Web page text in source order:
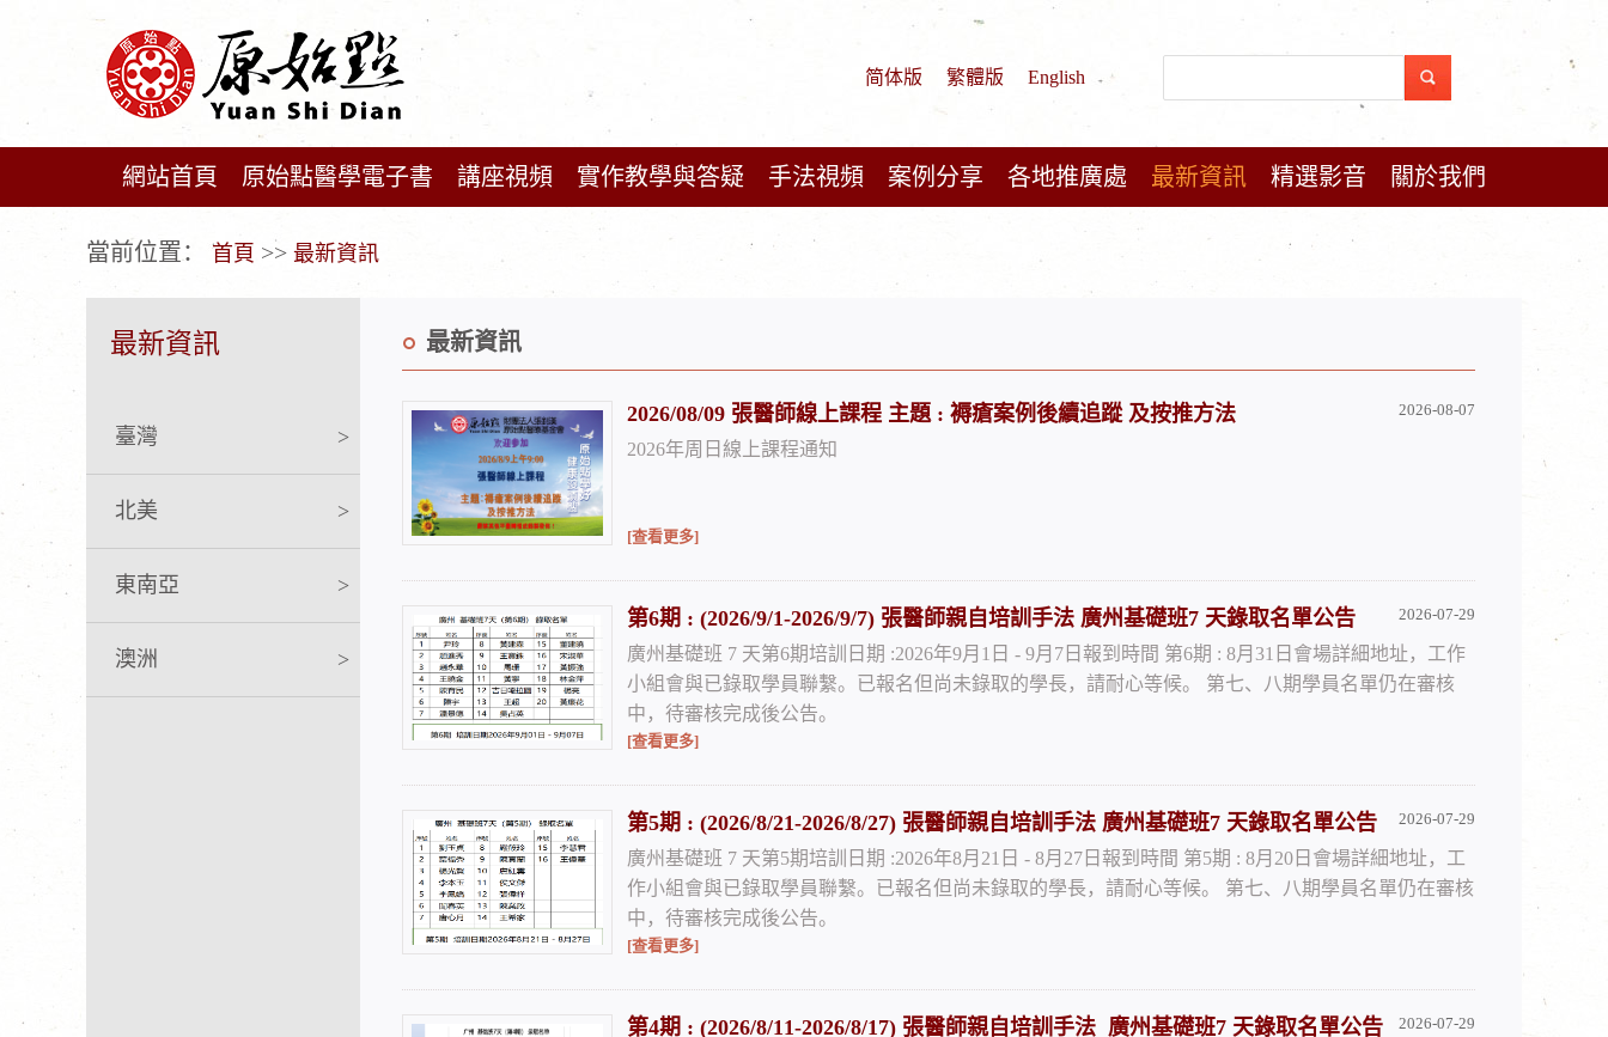
简体版 繁體版 English
網站首頁 原始點醫學電子書 講座視頻 實作教學與答疑 手法視頻 案例分享 各地推廣處 最新資訊 精選影音 關於我們
當前位置： 首頁 >> 最新資訊
最新資訊
臺灣 >
北美 >
東南亞 >
澳洲 >
最新資訊
2026/08/09 張醫師線上課程 主題 : 褥瘡案例後續追蹤 及按推方法 2026-08-07
2026年周日線上課程通知
[查看更多]
第6期 : (2026/9/1-2026/9/7) 張醫師親自培訓手法 廣州基礎班7 天錄取名單公告 2026-07-29
廣州基礎班 7 天第6期培訓日期 :2026年9月1日 - 9月7日報到時間 第6期 : 8月31日會場詳細地址，工作
小組會與已錄取學員聯繫。已報名但尚未錄取的學長，請耐心等候。 第七、八期學員名單仍在審核
中，待審核完成後公告。
[查看更多]
第5期 : (2026/8/21-2026/8/27) 張醫師親自培訓手法 廣州基礎班7 天錄取名單公告 2026-07-29
廣州基礎班 7 天第5期培訓日期 :2026年8月21日 - 8月27日報到時間 第5期 : 8月20日會場詳細地址，工
作小組會與已錄取學員聯繫。已報名但尚未錄取的學長，請耐心等候。 第七、八期學員名單仍在審核
中，待審核完成後公告。
[查看更多]
第4期 : (2026/8/11-2026/8/17) 張醫師親自培訓手法 廣州基礎班7 天錄取名單公告 2026-07-29